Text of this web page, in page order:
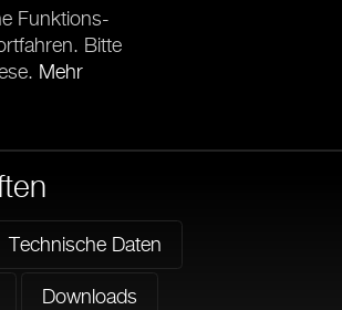
Funktions-
Bitte
Mehr
Technische Daten
Downloads